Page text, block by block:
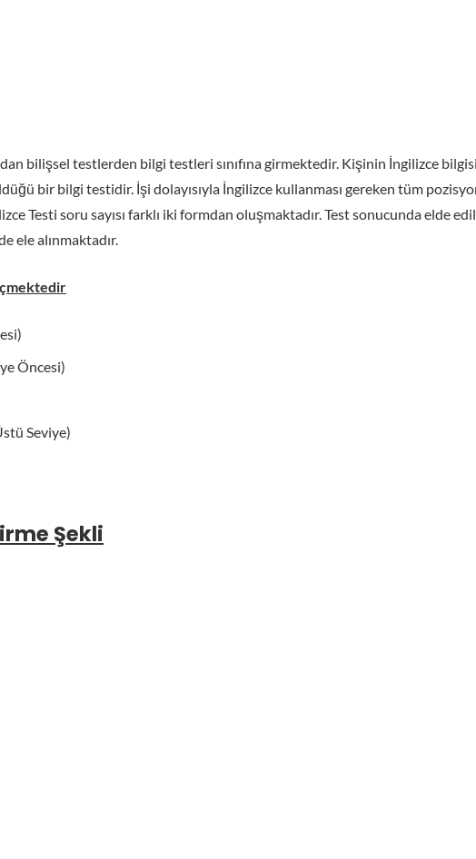
bilişsel testlerden bilgi testleri sınıfına girmektedir. Kişinin İngilizce
bir bilgi testidir. İşi dolayısıyla İngilizce kullanması gereken tüm
Testi soru sayısı farklı iki formdan oluşmaktadır. Test sonucunda elde
ele alınmaktadır.
Öncesi)
Seviye)
Şekli